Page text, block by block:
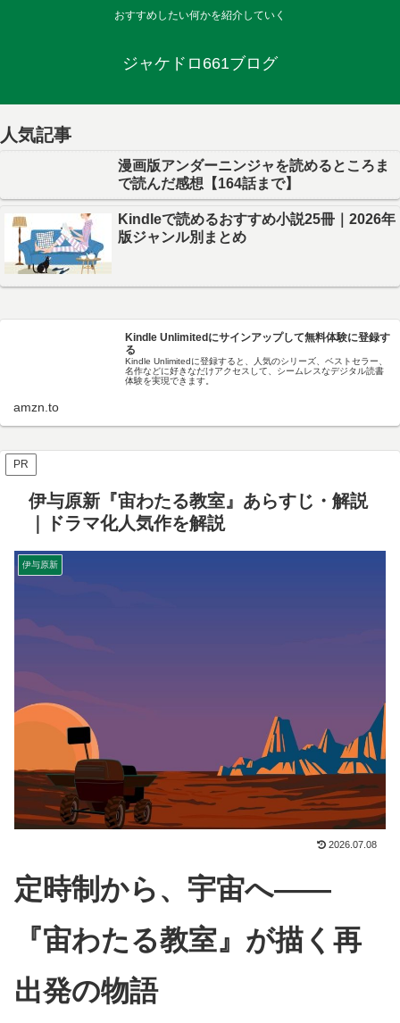
おすすめしたい何かを紹介していく
ジャケドロ661ブログ
人気記事
漫画版アンダーニンジャを読めるところま
で読んだ感想【164話まで】
Kindleで読めるおすすめ小説25冊｜2026年
版ジャンル別まとめ
Kindle Unlimitedにサインアップして無料体験に登録す
る
Kindle Unlimitedに登録すると、人気のシリーズ、ベストセラー、
名作などに好きなだけアクセスして、シームレスなデジタル読書
体験を実現できます。
amzn.to
PR
伊与原新『宙わたる教室』あらすじ・解説
｜ドラマ化人気作を解説
伊与原新
2026.07.08
定時制から、宇宙へ——
『宙わたる教室』が描く再
出発の物語